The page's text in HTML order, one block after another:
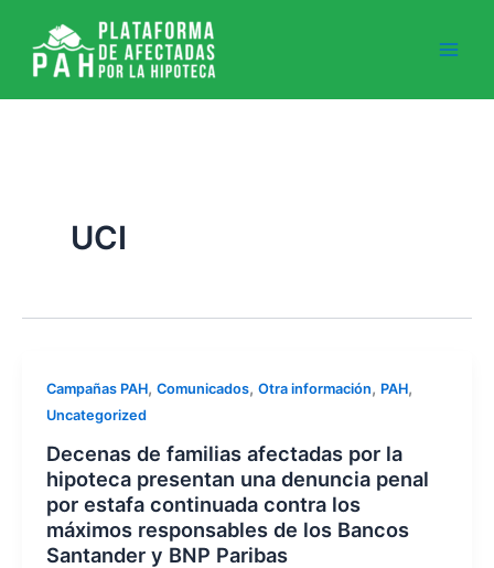
contenido
UCI
Campañas PAH, Comunicados, Otra información, PAH,
Uncategorized
Decenas de familias afectadas por la
hipoteca presentan una denuncia penal
por estafa continuada contra los
máximos responsables de los Bancos
Santander y BNP Paribas